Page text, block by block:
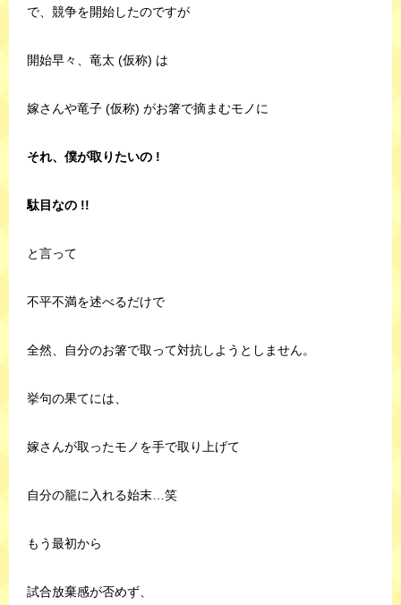
で、競争を開始したのですが
開始早々、竜太 (仮称) は
嫁さんや竜子 (仮称) がお箸で摘まむモノに
それ、僕が取りたいの !
駄目なの !!
と言って
不平不満を述べるだけで
全然、自分のお箸で取って対抗しようとしません。
挙句の果てには、
嫁さんが取ったモノを手で取り上げて
自分の籠に入れる始末…笑
もう最初から
試合放棄感が否めず、